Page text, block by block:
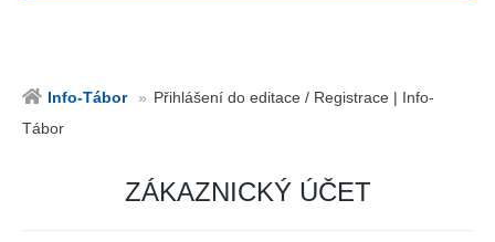
Info-Tábor
Přihlášení do editace / Registrace | Info-
Tábor
ZÁKAZNICKÝ ÚČET